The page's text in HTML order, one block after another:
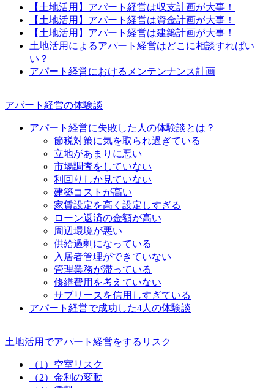
【土地活用】アパート経営は収支計画が大事！
【土地活用】アパート経営は資金計画が大事！
【土地活用】アパート経営は建築計画が大事！
土地活用によるアパート経営はどこに相談すればい
い？
アパート経営におけるメンテンナンス計画
アパート経営の体験談
アパート経営に失敗した人の体験談とは？
節税対策に気を取られ過ぎている
立地があまりに悪い
市場調査をしていない
利回りしか見ていない
建築コストが高い
家賃設定を高く設定しすぎる
ローン返済の金額が高い
周辺環境が悪い
供給過剰になっている
入居者管理ができていない
管理業務が滞っている
修繕費用を考えていない
サブリースを信用しすぎている
アパート経営で成功した4人の体験談
土地活用でアパート経営をするリスク
（1）空室リスク
（2）金利の変動